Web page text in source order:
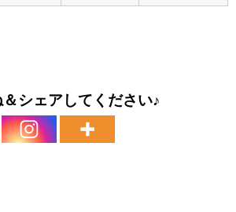
シェアしてください♪